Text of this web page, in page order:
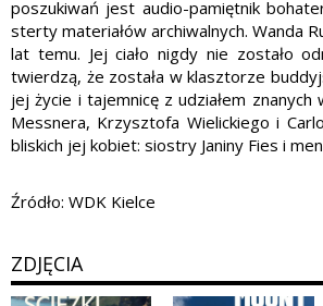
poszukiwań jest audio-pamiętnik
sterty materiałów archiwalnych. Wanda
lat temu. Jej ciało nigdy nie zostało
twierdzą, że została w klasztorze
jej życie i tajemnicę z udziałem znanych
Messnera, Krzysztofa Wielickiego i
bliskich jej kobiet: siostry Janiny Fies i
Źródło: WDK Kielce
ZDJĘCIA